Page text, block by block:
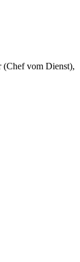
(Chef vom Dienst),